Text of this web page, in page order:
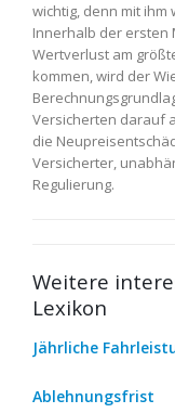
wichtig, denn mit ihm
Innerhalb der ersten
Wertverlust am
kommen, wird der
Versicherten darauf
die
Versicherter,
Regulierung.
Weitere
Lexikon
Jährliche
Ablehnungsfrist